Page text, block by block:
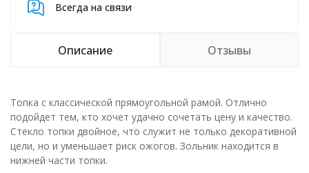
Всегда на связи
Описание Отзывы
Топка с классической прямоугольной рамой. Отлично
подойдет тем, кто хочет удачно сочетать цену и качество.
Стекло топки двойное, что служит не только декоративной
цели, но и уменьшает риск ожогов. Зольник находится в
нижней части топки.